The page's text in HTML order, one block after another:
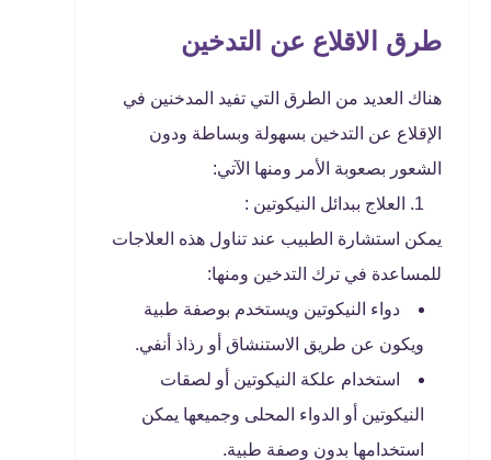
طرق الاقلاع عن التدخين
هناك العديد من الطرق التي تفيد المدخنين في
الإقلاع عن التدخين بسهولة وبساطة ودون
الشعور بصعوبة الأمر ومنها الآتي:
العلاج ببدائل النيكوتين :
يمكن استشارة الطبيب عند تناول هذه العلاجات
للمساعدة في ترك التدخين ومنها:
دواء النيكوتين ويستخدم بوصفة طبية
ويكون عن طريق الاستنشاق أو رذاذ أنفي.
استخدام علكة النيكوتين أو لصقات
النيكوتين أو الدواء المحلى وجميعها يمكن
استخدامها بدون وصفة طبية.